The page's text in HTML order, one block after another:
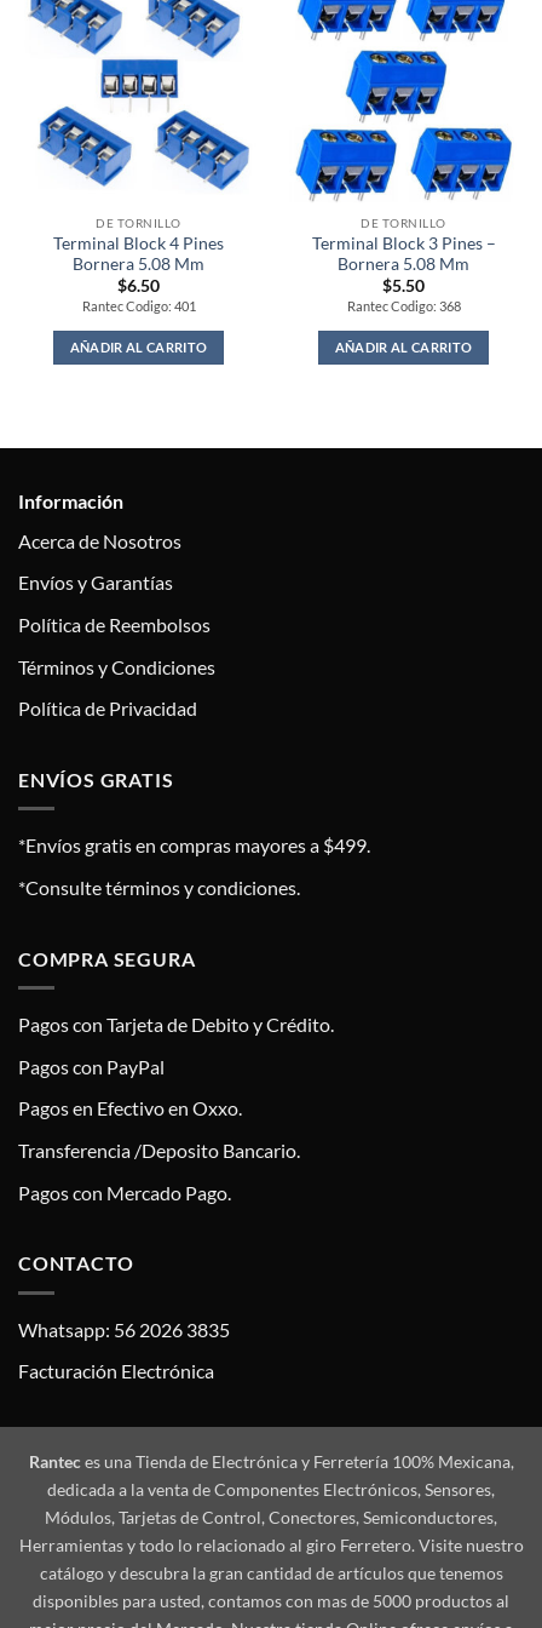
DE TORNILLO
Terminal Block 4 Pines
Bornera 5.08 Mm
$6.50
Rantec Codigo: 401
AÑADIR AL CARRITO
DE TORNILLO
Terminal Block 3 Pines –
Bornera 5.08 Mm
$5.50
Rantec Codigo: 368
AÑADIR AL CARRITO
Información
Acerca de Nosotros
Envíos y Garantías
Política de Reembolsos
Términos y Condiciones
Política de Privacidad
ENVÍOS GRATIS
*Envíos gratis en compras mayores a $499.
*Consulte términos y condiciones.
COMPRA SEGURA
Pagos con Tarjeta de Debito y Crédito.
Pagos con PayPal
Pagos en Efectivo en Oxxo.
Transferencia /Deposito Bancario.
Pagos con Mercado Pago.
CONTACTO
Whatsapp: 56 2026 3835
Facturación Electrónica
Ranteces una Tienda de Electrónica y Ferretería 100% Mexicana,
dedicada a la venta de Componentes Electrónicos, Sensores,
Módulos, Tarjetas de Control, Conectores, Semiconductores,
Herramientas y todo lo relacionado al giro Ferretero. Visite nuestro
catálogo y descubra la gran cantidad de artículos que tenemos
disponibles para usted, contamos con mas de 5000 productos al